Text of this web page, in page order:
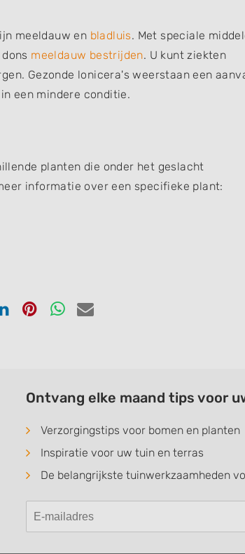
meeldauw en bladluis. Met speciale
meeldauw bestrijden. U kunt ziekten
Gezonde lonicera's weerstaan een
een mindere conditie.
planten die onder het geslacht
informatie over een specifieke plant:
DelenDelenDelen
Ontvang elke maand tips voor
Verzorgingstips voor bomen en planten
Inspiratie voor uw tuin en terras
De belangrijkste tuinwerkzaamheden